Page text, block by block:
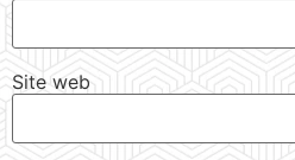
Site web